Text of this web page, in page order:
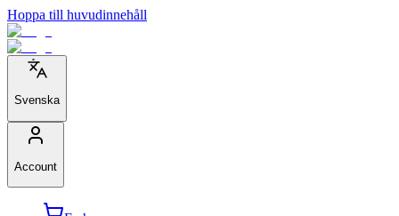
Hoppa till huvudinnehåll
Svenska
Account